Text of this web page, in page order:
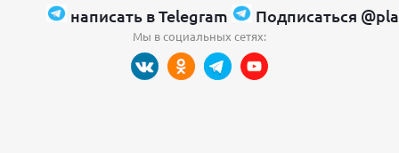
написать в Telegram Подписаться
Мы в социальных сетях: